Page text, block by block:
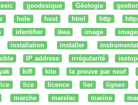
geodesique Géologie
hole host html http
identifier ikea image
installation installer
IP address irrégularité
kiff kite la preuve par neuf
lice licence lier lignes
marche marelac marine